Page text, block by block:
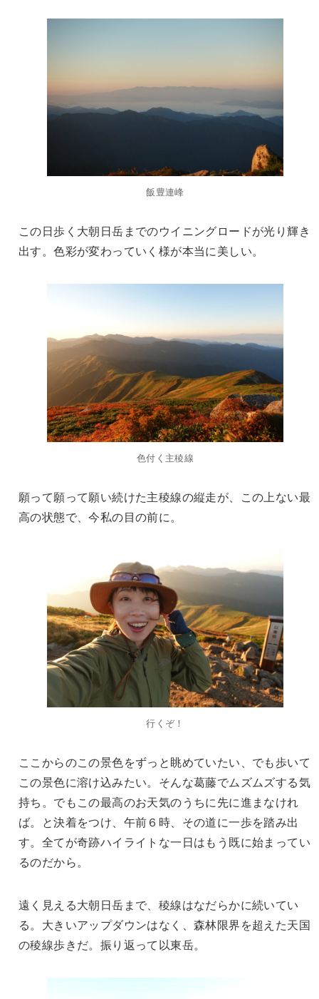
飯豊連峰
この日歩く大朝日岳までのウイニングロードが光り輝き
出す。色彩が変わっていく様が本当に美しい。
色付く主稜線
願って願って願い続けた主稜線の縦走が、この上ない最
高の状態で、今私の目の前に。
行くぞ！
ここからのこの景色をずっと眺めていたい、でも歩いて
この景色に溶け込みたい。そんな葛藤でムズムズする気
持ち。でもこの最高のお天気のうちに先に進まなけれ
ば。と決着をつけ、午前６時、その道に一歩を踏み出
す。全てが奇跡ハイライトな一日はもう既に始まってい
るのだから。
遠く見える大朝日岳まで、稜線はなだらかに続いてい
る。大きいアップダウンはなく、森林限界を超えた天国
の稜線歩きだ。振り返って以東岳。